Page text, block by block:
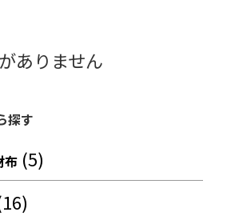
ありません
探す
布 (5)